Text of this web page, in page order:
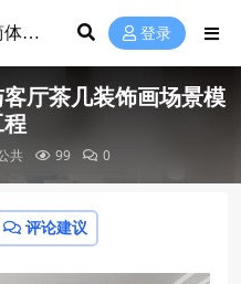
登录
厅茶几装饰画场景模
共 99 0
评论建议